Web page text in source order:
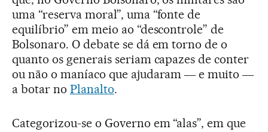
uma “reserva moral”, uma “fonte de
equilíbrio” em meio ao “descontrole” de
Bolsonaro. O debate se dá em torno de o
quanto os generais seriam capazes de conter
ou não o maníaco que ajudaram ― e muito ―
a botar no Planalto.
Categorizou-se o Governo em “alas”, em que